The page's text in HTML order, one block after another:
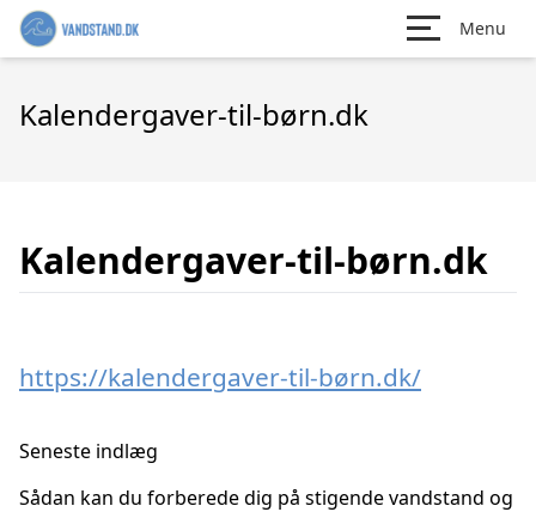
Menu
Kalendergaver-til-børn.dk
Kalendergaver-til-børn.dk
https://kalendergaver-til-børn.dk/
Seneste indlæg
Sådan kan du forberede dig på stigende vandstand og